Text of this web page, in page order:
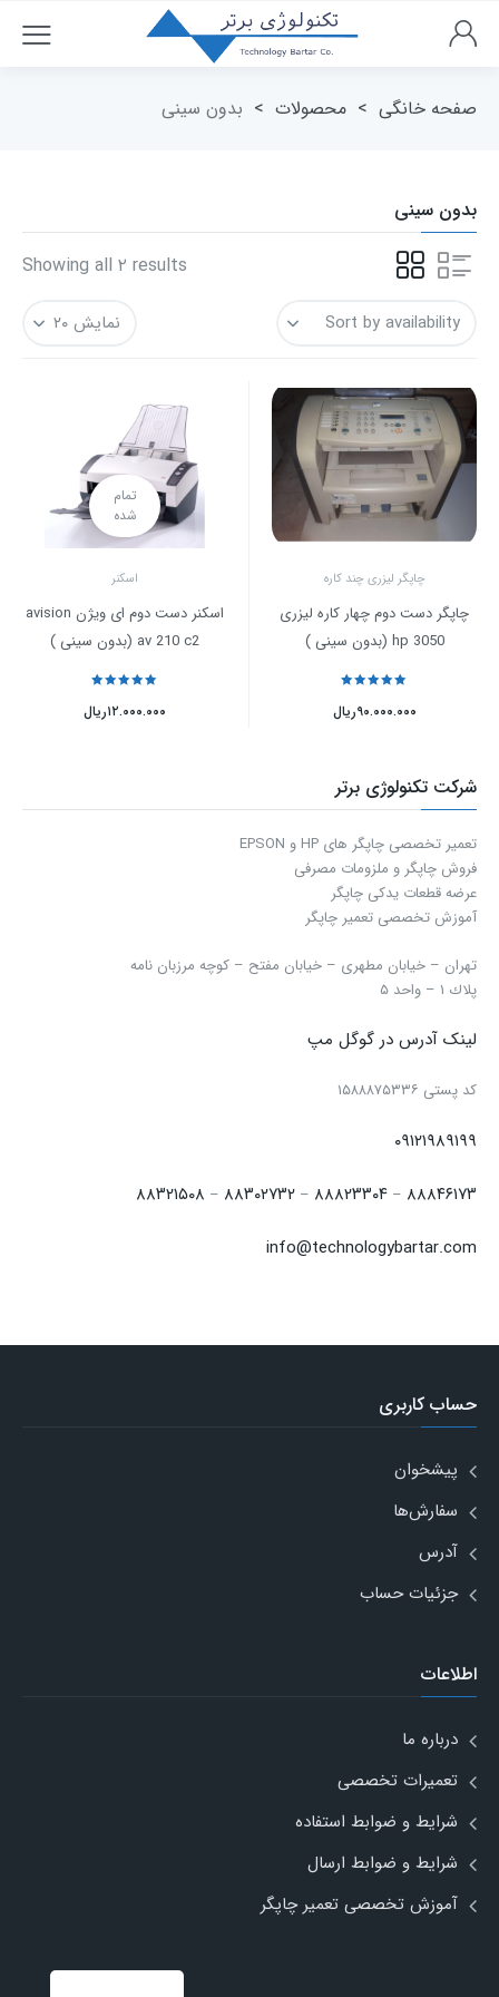
صفحه خانگی > محصولات > بدون سینی
بدون سینی
Showing all ۲ results
چاپگر لیزری چند کاره
چاپگر دست دوم چهار کاره لیزری
hp 3050 (بدون سینی )
ریال۹۰.۰۰۰.۰۰۰
تمام
شده
اسکنر
اسکنر دست دوم ای ویژن avision
av 210 c2 (بدون سینی )
ریال۱۲.۰۰۰.۰۰۰
شرکت تکنولوژی برتر
تعمیر تخصصی چاپگر های HP و EPSON
فروش چاپگر و ملزومات مصرفی
عرضه قطعات یدکی چاپگر
آموزش تخصصی تعمیر چاپگر
تهران – خیابان مطهری – خیابان مفتح – كوچه مرزبان نامه
پلاك ۱ – واحد ۵
لینک آدرس در گوگل مپ
كد پستی ۱۵۸۸۸۷۵۳۳۶
۰۹۱۲۱۹۸۹۱۹۹
۸۸۸۴۶۱۷۳ – ۸۸۸۲۳۳۰۴ – ۸۸۳۰۲۷۳۲ – ۸۸۳۲۱۵۰۸
info@technologybartar.com
حساب کاربری
پیشخوان
سفارش‌ها
آدرس
جزئیات حساب
اطلاعات
درباره ما
تعمیرات تخصصی
شرایط و ضوابط استفاده
شرایط و ضوابط ارسال
آموزش تخصصی تعمیر چاپگر